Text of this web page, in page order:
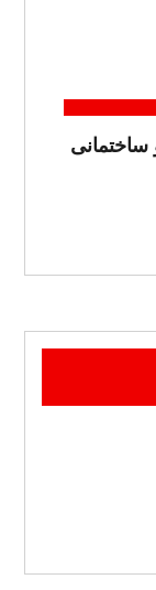
ساختمانی